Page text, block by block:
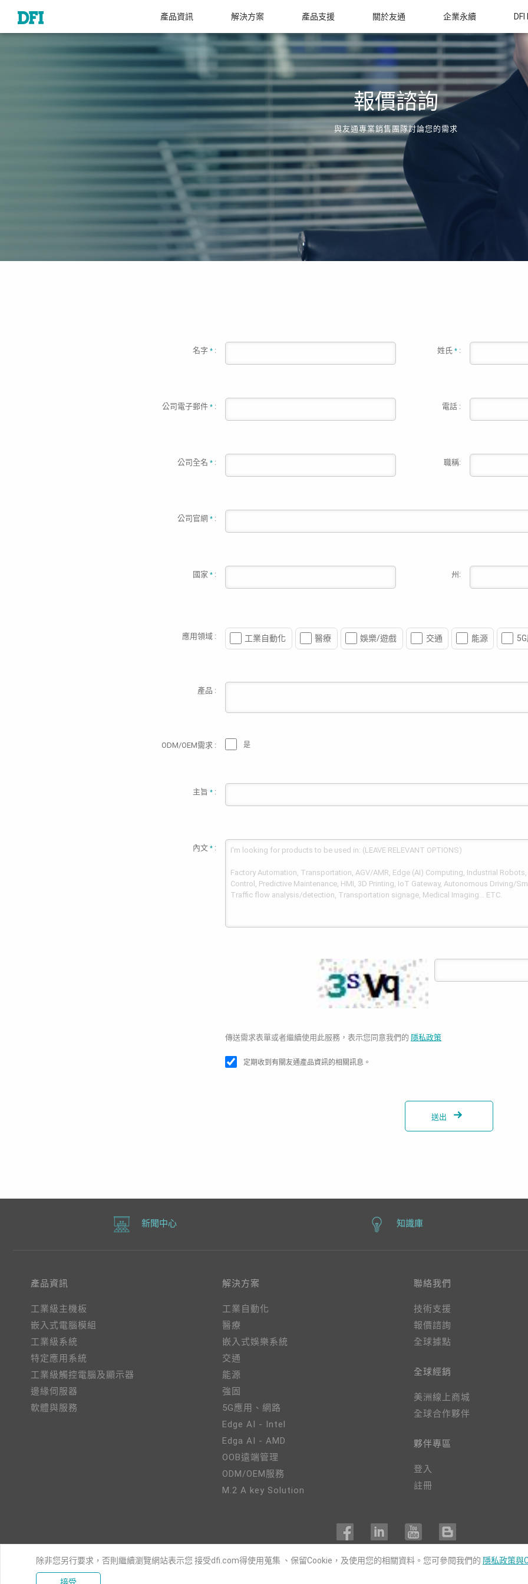
產品資訊 解決方案 產品支援 關於友通 企業永續
報價諮詢
與友通專業銷售團隊討論您的需求
名字 * : 姓氏 * :
公司電子郵件 * : 電話 :
公司全名 * : 職稱:
公司官網 * :
國家 * : 州:
應用領域 : 工業自動化 醫療 娛樂/遊戲 交通 能源
產品 :
ODM/OEM需求 : 是
主旨 * :
內文 * :
傳送需求表單或者繼續使用此服務，表示您同意我們的 隱私政策
定期收到有關友通產品資訊的相關訊息。
送出
新聞中心 知識庫
產品資訊
工業級主機板
嵌入式電腦模組
工業級系統
特定應用系統
工業級觸控電腦及顯示器
邊緣伺服器
軟體與服務
解決方案
工業自動化
醫療
嵌入式娛樂系統
交通
能源
強固
5G應用、網路
Edge AI - Intel
Edga AI - AMD
OOB遠端管理
ODM/OEM服務
M.2 A key Solution
聯絡我們
技術支援
報價諮詢
全球據點
全球經銷
美洲線上商城
全球合作夥伴
夥伴專區
登入
註冊
除非您另行要求，否則繼續瀏覽網站表示您 接受dfi.com得使用蒐集 、保留Cookie，及使用您的相關資料。您可參閱我們的 隱私政策與